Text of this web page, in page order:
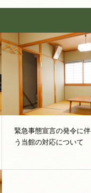
緊急事態宣言の発令に伴
う当館の対応について